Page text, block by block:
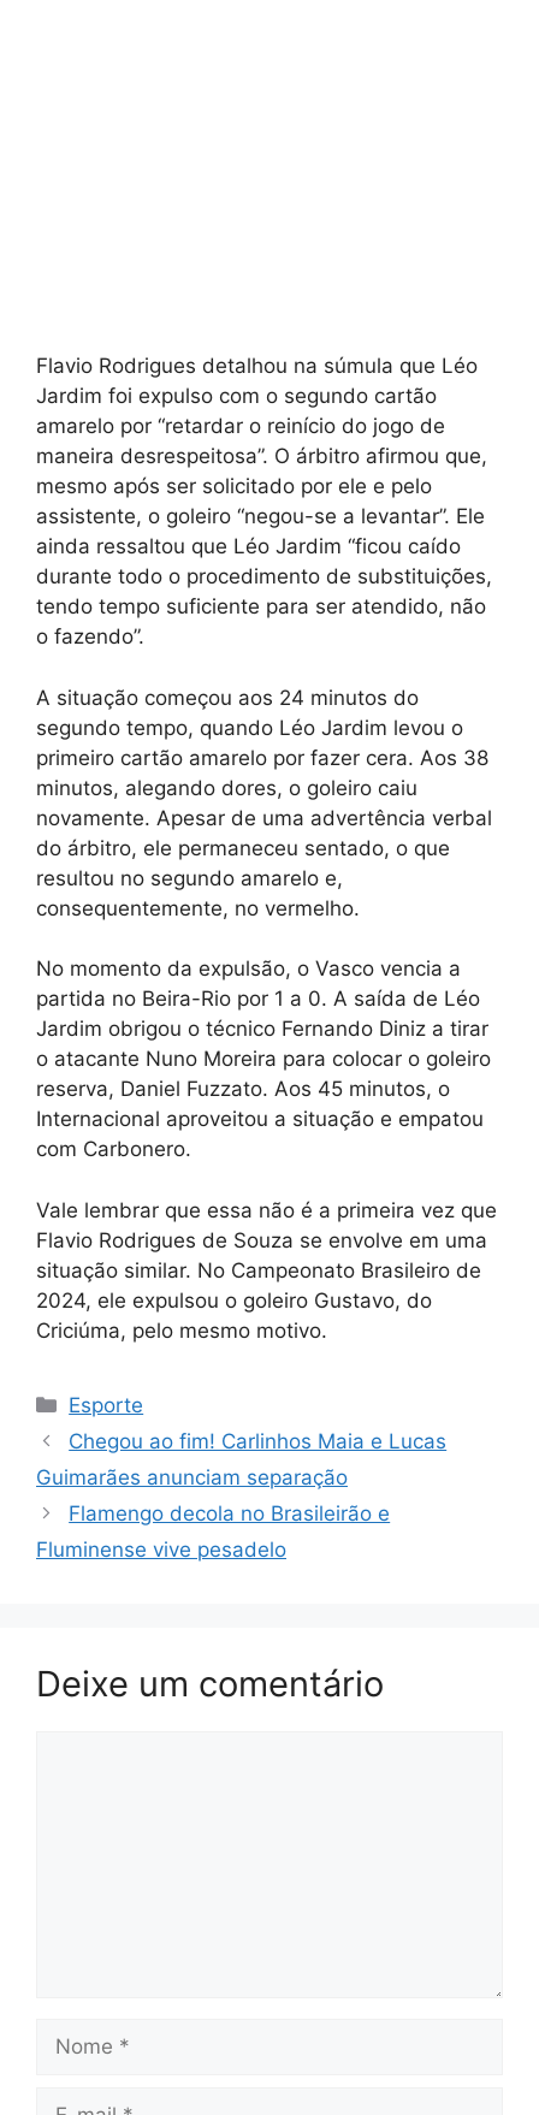
Flavio Rodrigues detalhou na súmula que Léo
Jardim foi expulso com o segundo cartão
amarelo por “retardar o reinício do jogo de
maneira desrespeitosa”. O árbitro afirmou que,
mesmo após ser solicitado por ele e pelo
assistente, o goleiro “negou-se a levantar”. Ele
ainda ressaltou que Léo Jardim “ficou caído
durante todo o procedimento de substituições,
tendo tempo suficiente para ser atendido, não
o fazendo”.
A situação começou aos 24 minutos do
segundo tempo, quando Léo Jardim levou o
primeiro cartão amarelo por fazer cera. Aos 38
minutos, alegando dores, o goleiro caiu
novamente. Apesar de uma advertência verbal
do árbitro, ele permaneceu sentado, o que
resultou no segundo amarelo e,
consequentemente, no vermelho.
No momento da expulsão, o Vasco vencia a
partida no Beira-Rio por 1 a 0. A saída de Léo
Jardim obrigou o técnico Fernando Diniz a tirar
o atacante Nuno Moreira para colocar o goleiro
reserva, Daniel Fuzzato. Aos 45 minutos, o
Internacional aproveitou a situação e empatou
com Carbonero.
Vale lembrar que essa não é a primeira vez que
Flavio Rodrigues de Souza se envolve em uma
situação similar. No Campeonato Brasileiro de
2024, ele expulsou o goleiro Gustavo, do
Criciúma, pelo mesmo motivo.
Categorias
Esporte
Chegou ao fim! Carlinhos Maia e Lucas
Guimarães anunciam separação
Flamengo decola no Brasileirão e
Fluminense vive pesadelo
Deixe um comentário